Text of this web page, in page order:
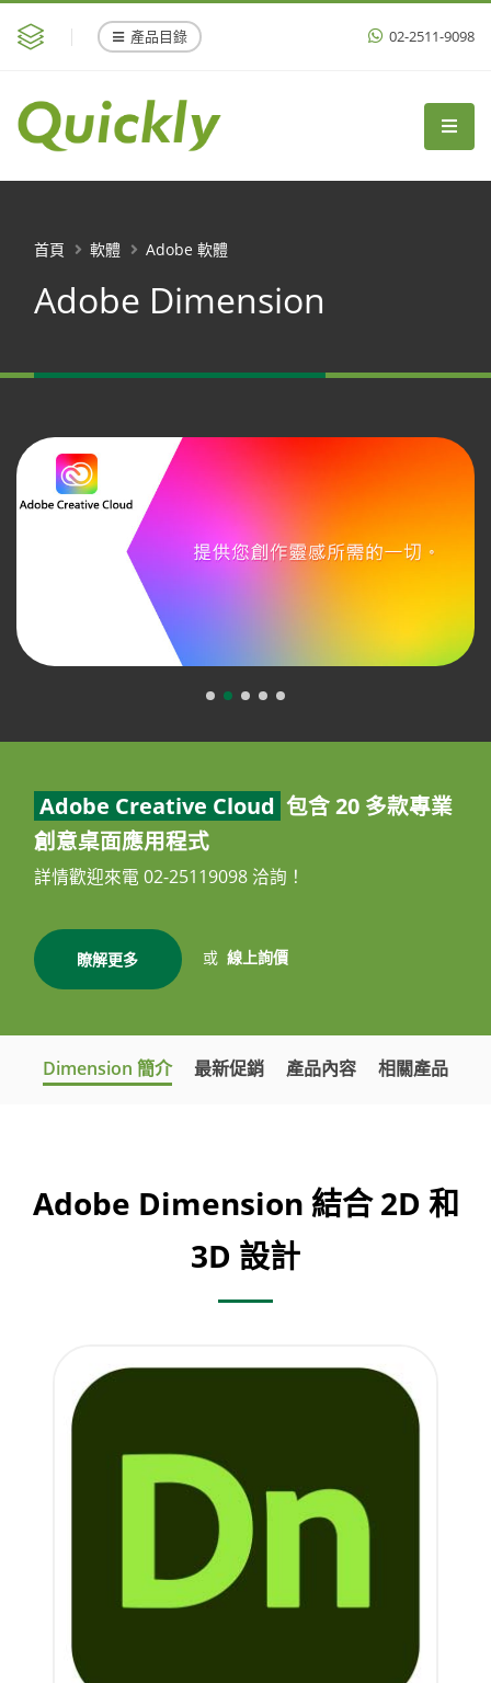
產品目錄 02-2511-9098
Adobe Dimension
首頁 軟體 Adobe 軟體
Adobe Creative Cloud 包含 20 多款專業
創意桌面應用程式
詳情歡迎來電 02-25119098 洽詢！
瞭解更多 或 線上詢價
Dimension 簡介 最新促銷 產品內容 相關產品
Adobe Dimension 結合 2D 和
3D 設計